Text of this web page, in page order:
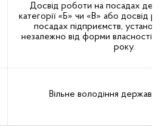
Досвід роботи на посадах
категорії «Б» чи «В» або досвід
посадах підприємств, установ
незалежно від форми власності
року.
Вільне володіння